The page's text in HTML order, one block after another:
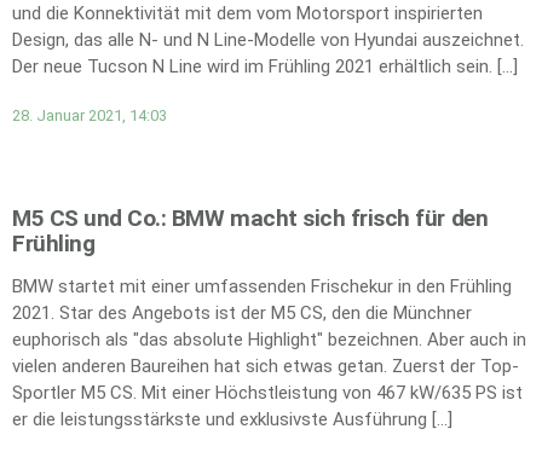
und die Konnektivität mit dem vom Motorsport inspirierten
Design, das alle N- und N Line-Modelle von Hyundai auszeichnet.
Der neue Tucson N Line wird im Frühling 2021 erhältlich sein. […]
28. Januar 2021, 14:03
M5 CS und Co.: BMW macht sich frisch für den
Frühling
BMW startet mit einer umfassenden Frischekur in den Frühling
2021. Star des Angebots ist der M5 CS, den die Münchner
euphorisch als "das absolute Highlight" bezeichnen. Aber auch in
vielen anderen Baureihen hat sich etwas getan. Zuerst der Top-
Sportler M5 CS. Mit einer Höchstleistung von 467 kW/635 PS ist
er die leistungsstärkste und exklusivste Ausführung […]